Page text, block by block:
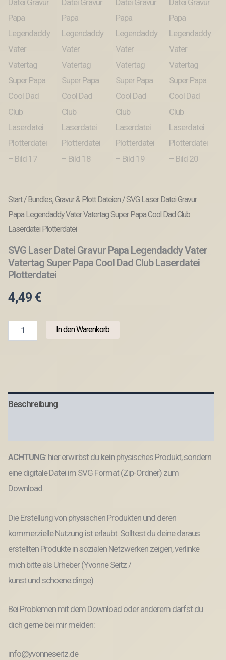
Start/Bundles, Gravur & Plott Dateien/ SVG Laser Datei Gravur
Papa Legendaddy Vater Vatertag Super Papa Cool Dad Club
Laserdatei Plotterdatei
SVG Laser Datei Gravur Papa Legendaddy Vater
Vatertag Super Papa Cool Dad Club Laserdatei
Plotterdatei
4,49 €
Vatertag
Super
Laserdatei
Menge
In den Warenkorb
Beschreibung
ACHTUNG: hier erwirbst du kein physisches Produkt, sondern
eine digitale Datei im SVG Format (Zip-Ordner) zum
Download.
Die Erstellung von physischen Produkten und deren
kommerzielle Nutzung ist erlaubt. Solltest du deine daraus
erstellten Produkte in sozialen Netzwerken zeigen, verlinke
mich bitte als Urheber (Yvonne Seitz /
kunst.und.schoene.dinge)
Bei Problemen mit dem Download oder anderem darfst du
dich gerne bei mir melden:
info@yvonneseitz.de